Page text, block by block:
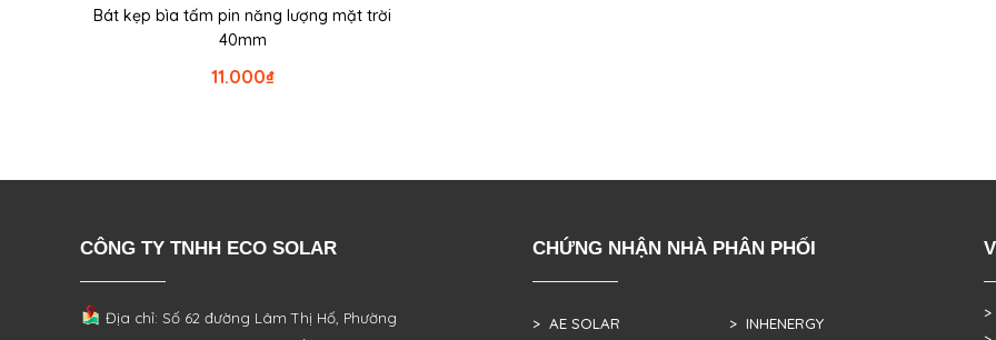
Bát kẹp bìa tấm pin năng lượng mặt trời
40mm
₫
11.000
CÔNG TY TNHH ECO SOLAR
Địa chỉ: Số 62 đường Lâm Thị Hố, Phường
CHỨNG NHẬN NHÀ PHÂN PHỐI
> AE SOLAR > INHENERGY
>